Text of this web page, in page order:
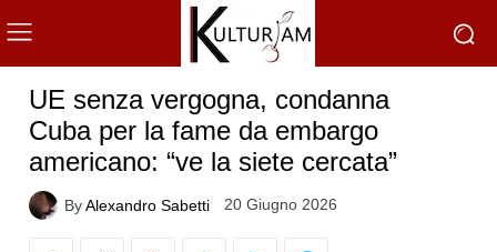
UE senza vergogna, condanna
Cuba per la fame da embargo
americano: “ve la siete cercata”
ByAlexandro Sabetti 20 Giugno 2026